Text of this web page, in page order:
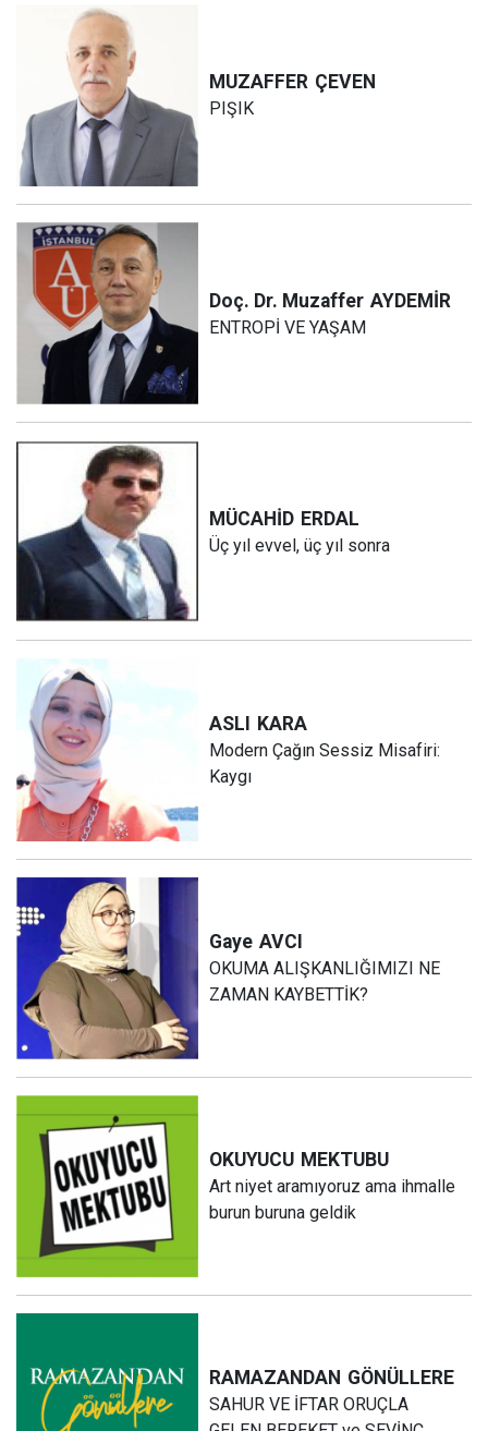
MUZAFFER ÇEVEN
PIŞIK
Doç. Dr. Muzaffer AYDEMİR
ENTROPİ VE YAŞAM
MÜCAHİD ERDAL
Üç yıl evvel, üç yıl sonra
ASLI KARA
Modern Çağın Sessiz Misafiri:
Kaygı
Gaye AVCI
OKUMA ALIŞKANLIĞIMIZI NE
ZAMAN KAYBETTİK?
OKUYUCU MEKTUBU
Art niyet aramıyoruz ama ihmalle
burun buruna geldik
RAMAZANDAN GÖNÜLLERE
SAHUR VE İFTAR ORUÇLA